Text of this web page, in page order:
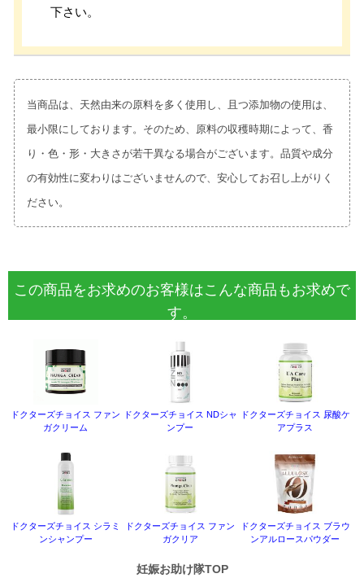
下さい。
当商品は、天然由来の原料を多く使用し、且つ添加物の使用は、
最小限にしております。そのため、原料の収穫時期によって、香
り・色・形・大きさが若干異なる場合がございます。品質や成分
の有効性に変わりはございませんので、安心してお召し上がりく
ださい。
この商品をお求めのお客様はこんな商品もお求めで
す。
ドクターズチョイス ファン
ガクリーム
ドクターズチョイス NDシャ
ンプー
ドクターズチョイス 尿酸ケ
アプラス
ドクターズチョイス シラミ
ンシャンプー
ドクターズチョイス ファン
ガクリア
ドクターズチョイス ブラウ
ンアルロースパウダー
妊娠お助け隊TOP